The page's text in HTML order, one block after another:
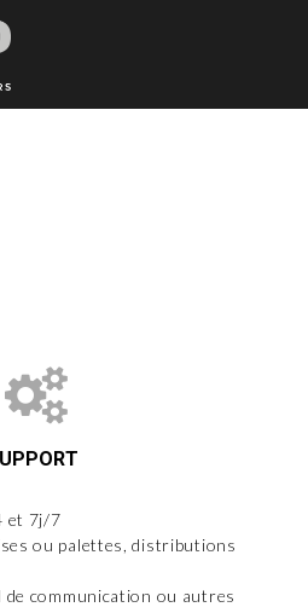
et 7j/7
ou palettes, distributions
communication ou autres